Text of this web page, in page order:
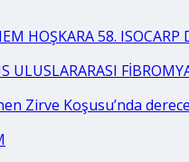
HOŞKARA 58.
ULUSLARARASI
Zirve Koşusu’nda